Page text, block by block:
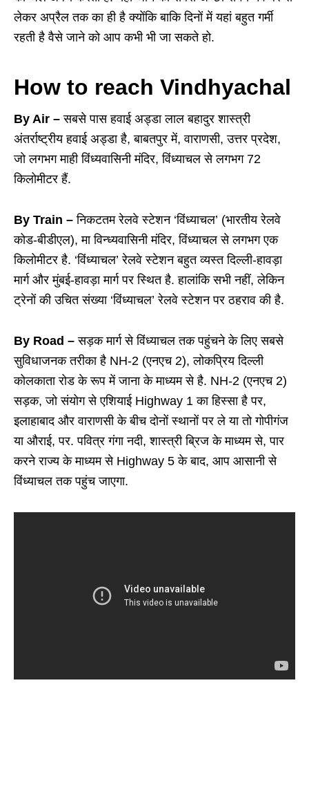
लेकर अप्रैल तक का ही है क्योंकि बाकि दिनों में यहां बहुत गर्मी
रहती है वैसे जाने को आप कभी भी जा सकते हो.
How to reach Vindhyachal
By Air – सबसे पास हवाई अड्डा लाल बहादुर शास्त्री
अंतर्राष्ट्रीय हवाई अड्डा है, बाबतपुर में, वाराणसी, उत्तर प्रदेश,
जो लगभग माही विंध्यवासिनी मंदिर, विंध्याचल से लगभग 72
किलोमीटर हैं.
By Train – निकटतम रेलवे स्टेशन ‘विंध्याचल’ (भारतीय रेलवे
कोड-बीडीएल), मा विन्ध्यवासिनी मंदिर, विंध्याचल से लगभग एक
किलोमीटर है. ‘विंध्याचल’ रेलवे स्टेशन बहुत व्यस्त दिल्ली-हावड़ा
मार्ग और मुंबई-हावड़ा मार्ग पर स्थित है. हालांकि सभी नहीं, लेकिन
ट्रेनों की उचित संख्या ‘विंध्याचल’ रेलवे स्टेशन पर ठहराव की है.
By Road –सड़क मार्ग से विंध्याचल तक पहुंचने के लिए सबसे
सुविधाजनक तरीका है NH-2 (एनएच 2), लोकप्रिय दिल्ली
कोलकाता रोड के रूप में जाना के माध्यम से है. NH-2 (एनएच 2)
सड़क, जो संयोग से एशियाई Highway 1 का हिस्सा है पर,
इलाहाबाद और वाराणसी के बीच दोनों स्थानों पर ले या तो गोपीगंज
या औराई, पर. पवित्र गंगा नदी, शास्त्री ब्रिज के माध्यम से, पार
करने राज्य के माध्यम से Highway 5 के बाद, आप आसानी से
विंध्याचल तक पहुंच जाएगा.